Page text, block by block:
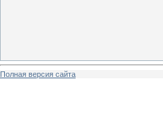
Полная версия сайта